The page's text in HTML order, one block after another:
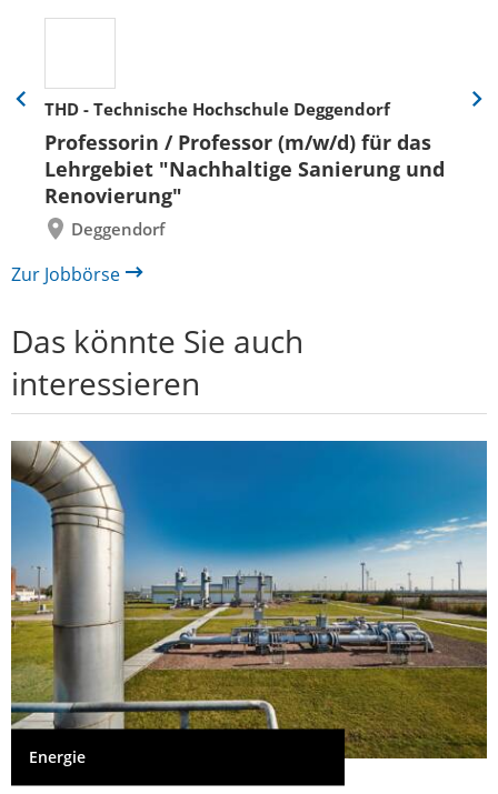
THD - Technische Hochschule Deggendorf
Professorin / Professor (m/w/d) für das
Lehrgebiet "Nachhaltige Sanierung und
Renovierung"
Deggendorf
Eine
zurück
Eine
Zur Jobbörse
Das könnte Sie auch
interessieren
Energie